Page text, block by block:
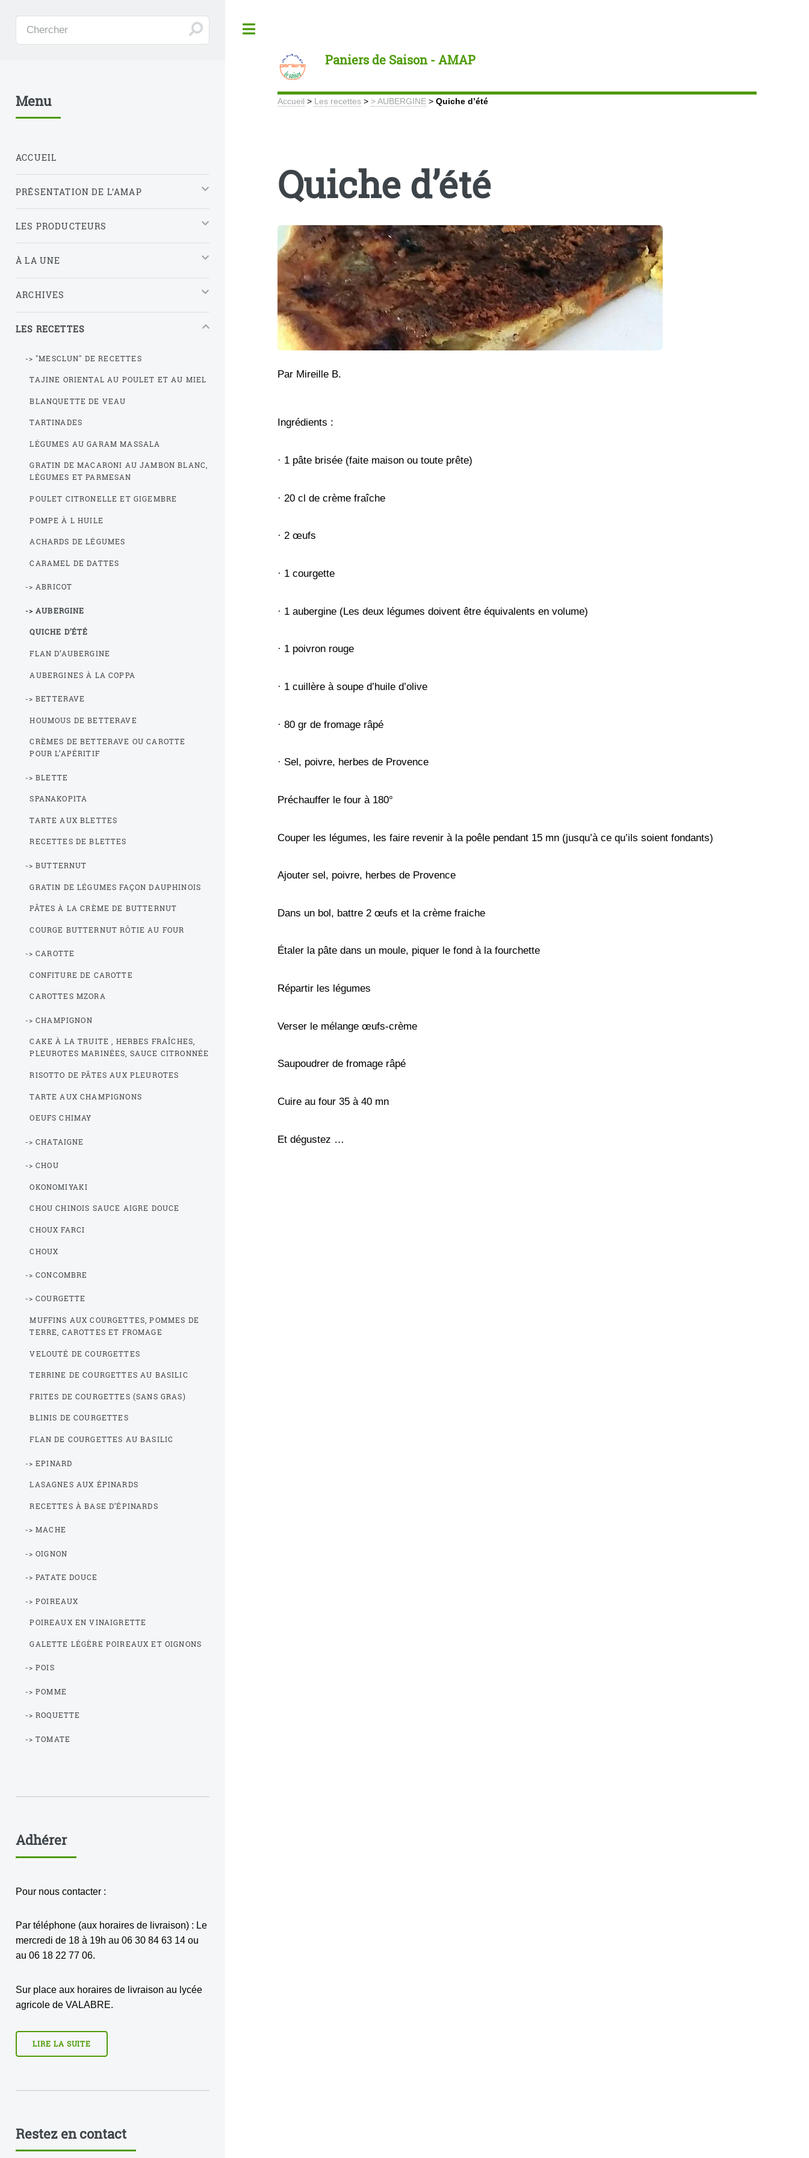
Paniers de Saison - AMAP
Accueil > Les recettes >> AUBERGINE >Quiche d’été
Quiche d’été
Par Mireille B.
Ingrédients :
· 1 pâte brisée (faite maison ou toute prête)
· 20 cl de crème fraîche
· 2 œufs
· 1 courgette
· 1 aubergine (Les deux légumes doivent être équivalents en volume)
· 1 poivron rouge
· 1 cuillère à soupe d’huile d’olive
· 80 gr de fromage râpé
· Sel, poivre, herbes de Provence
Préchauffer le four à 180°
Couper les légumes, les faire revenir à la poêle pendant 15 mn (jusqu’à ce qu’ils soient fondants)
Ajouter sel, poivre, herbes de Provence
Dans un bol, battre 2 œufs et la crème fraiche
Étaler la pâte dans un moule, piquer le fond à la fourchette
Répartir les légumes
Verser le mélange œufs-crème
Saupoudrer de fromage râpé
Cuire au four 35 à 40 mn
Et dégustez …
Menu
ACCUEIL
PRÉSENTATION DE L’AMAP
LES PRODUCTEURS
À LA UNE
ARCHIVES
LES RECETTES
-> "MESCLUN" DE RECETTES
TAJINE ORIENTAL AU POULET ET AU MIEL
BLANQUETTE DE VEAU
TARTINADES
LÉGUMES AU GARAM MASSALA
GRATIN DE MACARONI AU JAMBON BLANC,
LÉGUMES ET PARMESAN
POULET CITRONELLE ET GIGEMBRE
POMPE À L HUILE
ACHARDS DE LÉGUMES
CARAMEL DE DATTES
-> ABRICOT
-> AUBERGINE
QUICHE D’ÉTÉ
FLAN D’AUBERGINE
AUBERGINES À LA COPPA
-> BETTERAVE
HOUMOUS DE BETTERAVE
CRÈMES DE BETTERAVE OU CAROTTE
POUR L’APÉRITIF
-> BLETTE
SPANAKOPITA
TARTE AUX BLETTES
RECETTES DE BLETTES
-> BUTTERNUT
GRATIN DE LÉGUMES FAÇON DAUPHINOIS
PÂTES À LA CRÈME DE BUTTERNUT
COURGE BUTTERNUT RÔTIE AU FOUR
-> CAROTTE
CONFITURE DE CAROTTE
CAROTTES MZORA
-> CHAMPIGNON
CAKE À LA TRUITE , HERBES FRAÎCHES,
PLEUROTES MARINÉES, SAUCE CITRONNÉE
RISOTTO DE PÂTES AUX PLEUROTES
TARTE AUX CHAMPIGNONS
OEUFS CHIMAY
-> CHATAIGNE
-> CHOU
OKONOMIYAKI
CHOU CHINOIS SAUCE AIGRE DOUCE
CHOUX FARCI
CHOUX
-> CONCOMBRE
-> COURGETTE
MUFFINS AUX COURGETTES, POMMES DE
TERRE, CAROTTES ET FROMAGE
VELOUTÉ DE COURGETTES
TERRINE DE COURGETTES AU BASILIC
FRITES DE COURGETTES (SANS GRAS)
BLINIS DE COURGETTES
FLAN DE COURGETTES AU BASILIC
-> EPINARD
LASAGNES AUX ÉPINARDS
RECETTES À BASE D’ÉPINARDS
-> MACHE
-> OIGNON
-> PATATE DOUCE
-> POIREAUX
POIREAUX EN VINAIGRETTE
GALETTE LÉGÈRE POIREAUX ET OIGNONS
-> POIS
-> POMME
-> ROQUETTE
-> TOMATE
Adhérer
Pour nous contacter :
Par téléphone (aux horaires de livraison) : Le
mercredi de 18 à 19h au 06 30 84 63 14 ou
au 06 18 22 77 06.
Sur place aux horaires de livraison au lycée
agricole de VALABRE.
LIRE LA SUITE
Restez en contact